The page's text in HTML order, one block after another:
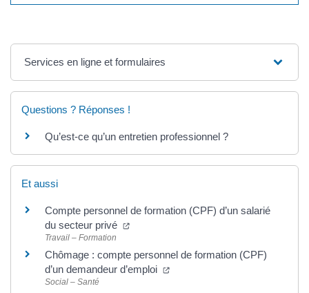
Services en ligne et formulaires
Questions ? Réponses !
Qu’est-ce qu’un entretien professionnel ?
Et aussi
Compte personnel de formation (CPF) d’un salarié
du secteur privé
Travail – Formation
Chômage : compte personnel de formation (CPF)
d’un demandeur d’emploi
Social – Santé